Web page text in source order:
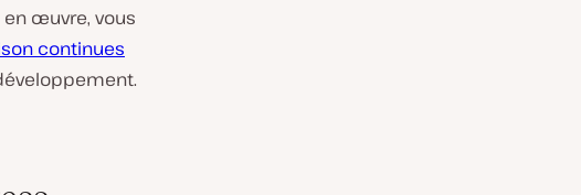
œuvre, vous
continues